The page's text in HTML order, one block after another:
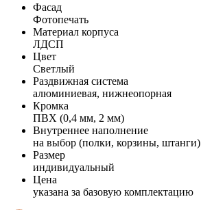
Фасад
Фотопечать
Материал корпуса
ЛДСП
Цвет
Светлый
Раздвижная система
алюминиевая, нижнеопорная
Кромка
ПВХ (0,4 мм, 2 мм)
Внутреннее наполнение
на выбор (полки, корзины, штанги)
Размер
индивидуальный
Цена
указана за базовую комплектацию